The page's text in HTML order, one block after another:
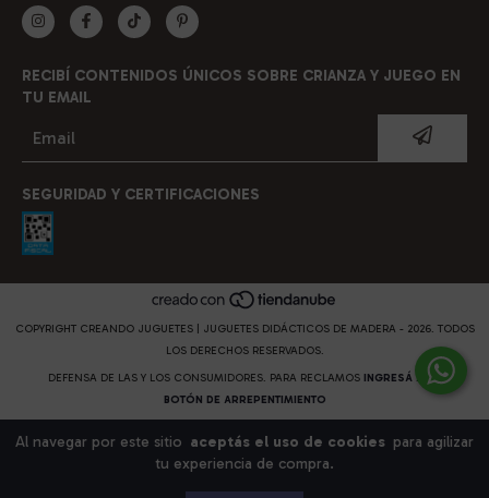
Al navegar por este sitio aceptás el uso de cookies para agilizar
tu experiencia de compra.
RECIBÍ CONTENIDOS ÚNICOS SOBRE CRIANZA Y JUEGO EN
TU EMAIL
SEGURIDAD Y CERTIFICACIONES
COPYRIGHT CREANDO JUGUETES | JUGUETES DIDÁCTICOS DE MADERA - 2026. TODOS
LOS DERECHOS RESERVADOS.
DEFENSA DE LAS Y LOS CONSUMIDORES. PARA RECLAMOS INGRESÁ ACÁ.
BOTÓN DE ARREPENTIMIENTO